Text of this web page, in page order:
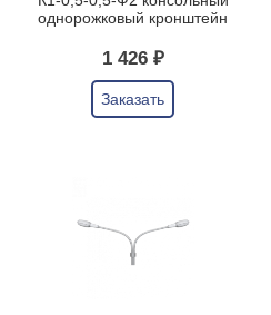
однорожковый кронштейн
1 426 ₽
Заказать